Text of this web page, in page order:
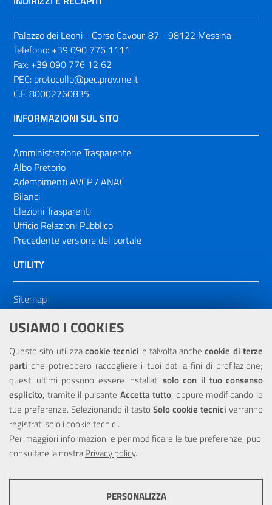
USIAMO I COOKIES
Questo sito utilizzacookie tecnici e talvolta anchecookie di terze
parti che potrebbero raccogliere i tuoi dati a fini di profilazione;
questi ultimi possono essere installatisolo con il tuo consenso
esplicito, tramite il pulsante Accetta tutto, oppure modificando le
tue preferenze. Selezionando il tasto Solo cookie tecnici verranno
registrati solo i cookie tecnici.
Per maggiori informazioni e per modificare le tue preferenze, puoi
consultare la nostraPrivacy policy.
PERSONALIZZA
Palazzo dei Leoni - Corso Cavour, 87 - 98122 Messina
Telefono: +39 090 776 1111
Fax: +39 090 776 12 62
PEC: protocollo@pec.prov.me.it
C.F. 80002760835
INFORMAZIONI SUL SITO
Amministrazione Trasparente
Albo Pretorio
Adempimenti AVCP / ANAC
Bilanci
Elezioni Trasparenti
Ufficio Relazioni Pubblico
Precedente versione del portale
UTILITY
Sitemap
Dichiarazione di accessibilità
NOTE LEGALI
Privacy
Portale realizzato con la partecipazione finanziaria dell'Unione
Europea tramite i fondi del POR Sicilia 2000/2006 Misura 6.05 -